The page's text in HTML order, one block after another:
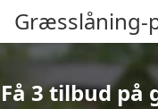
Græsslåning-
Få 3 tilbud